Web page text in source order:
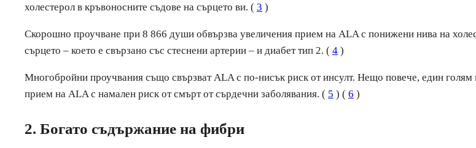
холестерол в кръвоносните съдове на сърцето ви. ( 3 )
Скорошно проучване при 8 866 души обвързва увеличения прием на ALA с понижени нива на
сърцето – което е свързано със стеснени артерии – и диабет тип 2. ( 4 )
Многобройни проучвания също свързват ALA с по-нисък риск от инсулт. Нещо повече, един голям
прием на ALA с намален риск от смърт от сърдечни заболявания. ( 5 ) ( 6 )
2. Богато съдържание на фибри